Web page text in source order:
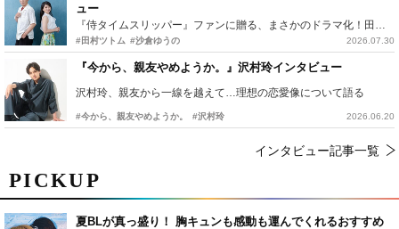
PICKUP
夏BLが真っ盛り！ 胸キュンも感動も運んでくれるおすすめ
ュー
『侍タイムスリッパー』ファンに贈る、まさかのドラマ化！田村ツトム×沙倉ゆうのが語る『心配無用ノ介』撮影秘話
#田村ツトム #沙倉ゆうの 2026.07.30
『今から、親友やめようか。』沢村玲インタビュー
沢村玲、親友から一線を越えて…理想の恋愛像について語る
#今から、親友やめようか。 #沢村玲 2026.06.20
インタビュー記事一覧